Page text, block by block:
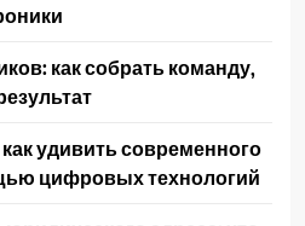
как собрать команду,
удивить современного
цифровых технологий